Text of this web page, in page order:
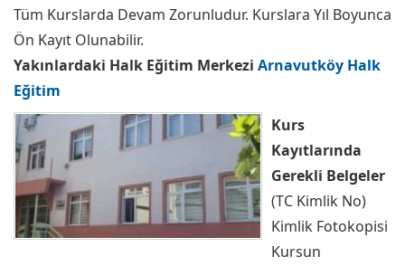
Tüm Kurslarda Devam Zorunludur. Kurslara Yıl Boyunca
Ön Kayıt Olunabilir.
Yakınlardaki Halk Eğitim Merkezi Arnavutköy Halk
Eğitim
Kurs
Kayıtlarında
Gerekli Belgeler
(TC Kimlik No)
Kimlik Fotokopisi
Kursun